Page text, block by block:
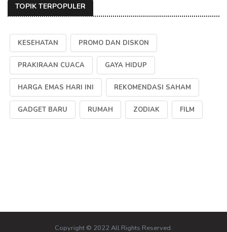
TOPIK TERPOPULER
KESEHATAN PROMO DAN DISKON
PRAKIRAAN CUACA GAYA HIDUP
HARGA EMAS HARI INI REKOMENDASI SAHAM
GADGET BARU RUMAH ZODIAK FILM
Copyright © 2022 All Rights Reserved.